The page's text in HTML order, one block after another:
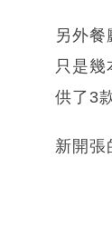
另外
只是
供了3
新開張